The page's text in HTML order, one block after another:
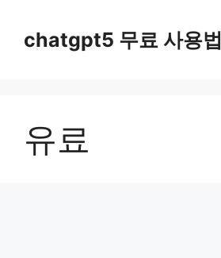
chatgpt5 무료 사용법
유료